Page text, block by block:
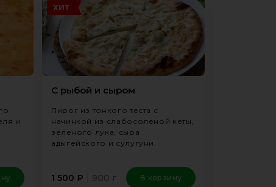
и
ХИТ
С рыбой и сыром
Пирог из тонкого теста с
начинкой из слабосоленой кеты,
зеленого лука, сыра
адыгейского и сулугуни.
1 500 ₽ 900 г В корзину